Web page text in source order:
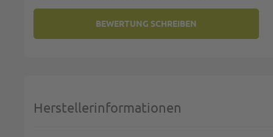
BEWERTUNG SCHREIBEN
Herstellerinformationen